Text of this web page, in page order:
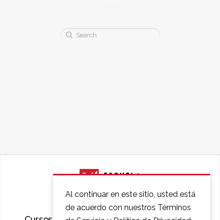
Buscar:
Al continuar en este sitio, usted está
de acuerdo con nuestros Términos